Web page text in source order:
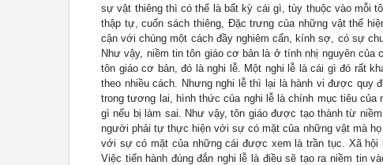
sự vật thiêng thì có thể là bất kỳ cái gì, tùy thuộc vào mỗi
thập tự, cuốn sách thiêng, Đặc trưng của những vật thể
cận với chúng một cách đầy nghiêm cẩn, kính sợ, có sự
Như vậy, niềm tin tôn giáo cơ bản là ở tính nhị nguyên
tôn giáo cơ bản, đó là nghi lễ. Một nghi lễ là cái gì đó rất
theo nhiều cách. Nhưng nghi lễ thì lại là hành vi được quy
trong tương lai, hình thức của nghi lễ là chính mục tiêu
gì nếu bị làm sai. Như vậy, tôn giáo được tạo thành từ
người phải tự thực hiện với sự có mặt của những vật mà
với sự có mặt của những cái được xem là trần tục. Xã hội
Việc tiến hành đúng đắn nghi lễ là điều sẽ tạo ra niềm tin